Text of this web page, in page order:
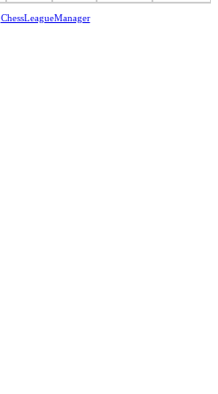
ChessLeagueManager